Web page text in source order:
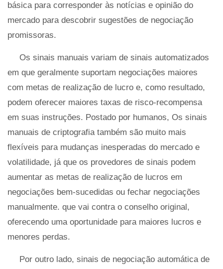
básica para corresponder às notícias e opinião do
mercado para descobrir sugestões de negociação
promissoras.
Os sinais manuais variam de sinais automatizados
em que geralmente suportam negociações maiores
com metas de realização de lucro e, como resultado,
podem oferecer maiores taxas de risco-recompensa
em suas instruções. Postado por humanos, Os sinais
manuais de criptografia também são muito mais
flexíveis para mudanças inesperadas do mercado e
volatilidade, já que os provedores de sinais podem
aumentar as metas de realização de lucros em
negociações bem-sucedidas ou fechar negociações
manualmente. que vai contra o conselho original,
oferecendo uma oportunidade para maiores lucros e
menores perdas.
Por outro lado, sinais de negociação automática de